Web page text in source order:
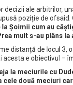
decizii ale arbitrilor,
poziție de ofsaid.
Șoimii cum au
mult s-au plâns la
distanță de locul 3,
e obiectivul –
la meciurile cu
două meciuri